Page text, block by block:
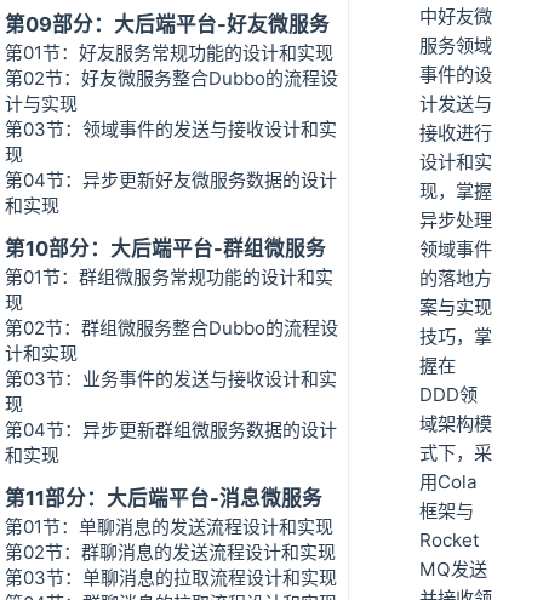
第09部分：大后端平台-好友微服务
第01节：好友服务常规功能的设计和实现
第02节：好友微服务整合Dubbo的流程设
计与实现
第03节：领域事件的发送与接收设计和实
现
第04节：异步更新好友微服务数据的设计
和实现
第10部分：大后端平台-群组微服务
第01节：群组微服务常规功能的设计和实
现
第02节：群组微服务整合Dubbo的流程设
计和实现
第03节：业务事件的发送与接收设计和实
现
第04节：异步更新群组微服务数据的设计
和实现
第11部分：大后端平台-消息微服务
第01节：单聊消息的发送流程设计和实现
第02节：群聊消息的发送流程设计和实现
第03节：单聊消息的拉取流程设计和实现
中好友微
服务领域
事件的设
计发送与
接收进行
设计和实
现，掌握
异步处理
领域事件
的落地方
案与实现
技巧，掌
握在
DDD领
域架构模
式下，采
用Cola
框架与
Rocket
MQ发送